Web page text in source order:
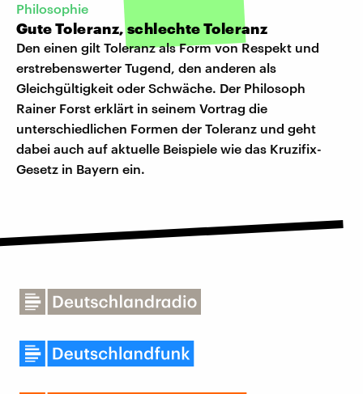
Philosophie
Gute Toleranz, schlechte Toleranz
Den einen gilt Toleranz als Form von Respekt und
erstrebenswerter Tugend, den anderen als
Gleichgültigkeit oder Schwäche. Der Philosoph
Rainer Forst erklärt in seinem Vortrag die
unterschiedlichen Formen der Toleranz und geht
dabei auch auf aktuelle Beispiele wie das Kruzifix-
Gesetz in Bayern ein.